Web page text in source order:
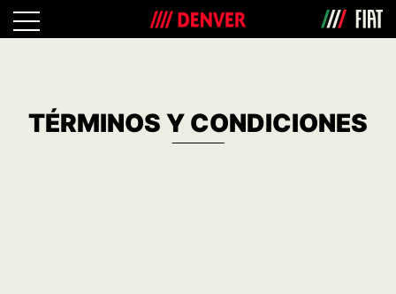
TÉRMINOS Y CONDICIONES